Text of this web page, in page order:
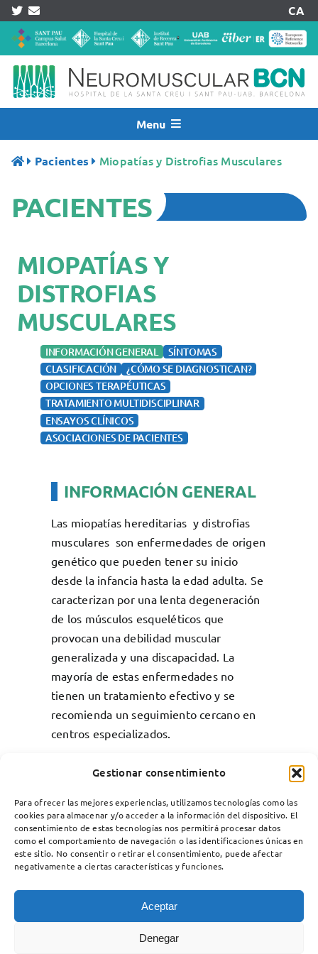
Gestionar consentimiento
Para ofrecer las mejores experiencias, utilizamos tecnologías como las
cookies para almacenar y/o acceder a la información del dispositivo. El
consentimiento de estas tecnologías nos permitirá procesar datos
como el comportamiento de navegación o las identificaciones únicas en
este sitio. No consentir o retirar el consentimiento, puede afectar
negativamente a ciertas características y funciones.
Aceptar
Denegar
Skip
content
CA
Menu
Quiénes Somos
Asistencia
Pacientes
Acreditaciones
Registros
Servicios
Cómo colaborar
Contacto
Pacientes Miopatías y Distrofias Musculares
PACIENTES
MIOPATÍAS Y
DISTROFIAS
MUSCULARES
INFORMACIÓN GENERAL
SÍNTOMAS
CLASIFICACIÓN
¿CÓMO SE DIAGNOSTICAN?
OPCIONES TERAPÉUTICAS
TRATAMIENTO MULTIDISCIPLINAR
ENSAYOS CLÍNICOS
ASOCIACIONES DE PACIENTES
INFORMACIÓN GENERAL
Las miopatías hereditarias y distrofias
musculares son enfermedades de origen
genético que pueden tener su inicio
desde la infancia hasta la edad adulta. Se
caracterizan por una lenta degeneración
de los músculos esqueléticos que
provocan una debilidad muscular
generalizada y una discapacidad. La
mayoría de estas enfermedades no
tienen un tratamiento efectivo y se
recomienda un seguimiento cercano en
centros especializados.
Unidad de Enfermedades Neuromusculares